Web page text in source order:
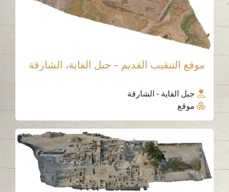
موقع التنقيب القديم – جبل الفاية، الشارقة
جبل الفاية - الشارقة
موقع